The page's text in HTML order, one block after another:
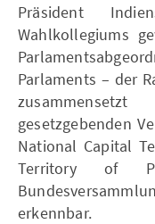
Präsident
Wahlkollegiums
Parlaments – der
gesetzgebenden
National Capital
Territory of
erkennbar.